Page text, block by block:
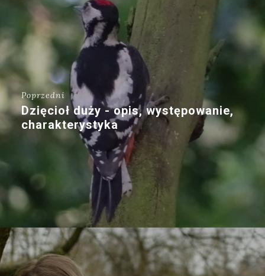
Poprzedni
Dzięcioł duży - opis, występowanie,
charakterystyka